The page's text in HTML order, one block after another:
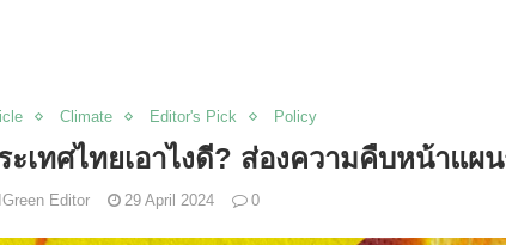
Climate Editor's Pick Policy
ะเทศไทยเอาไงดี? ส่องความคืบหน้าแผ
IGreen Editor 29 April 2024 0